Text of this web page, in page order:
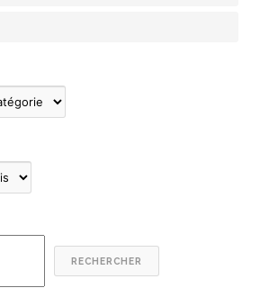
RECHERCHER